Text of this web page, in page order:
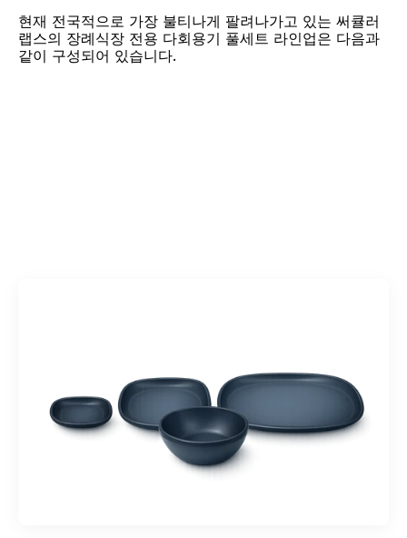
현재 전국적으로 가장 불티나게 팔려나가고 있는 써큘러
랩스의 장례식장 전용 다회용기 풀세트 라인업은 다음과
같이 구성되어 있습니다.